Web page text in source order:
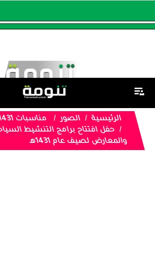
الرئيسية الصور
مناسبات 1431هـ
حفل افتتاح برامج التنشيط
والمعارض لصيف عام 1431هـ